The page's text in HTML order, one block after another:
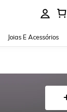
Joias E Acessórios